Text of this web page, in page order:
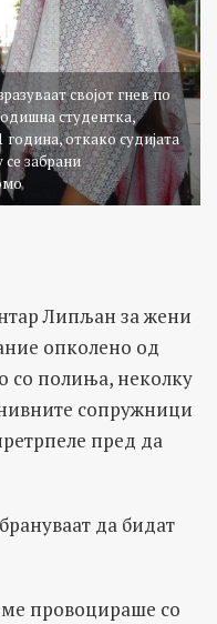
својот гнев по
студентка,
година, откако судијата
забрани
Липљан за жени
опколено од
со полиња, неколку
сопружници
пред да
да бидат
провоцираше со